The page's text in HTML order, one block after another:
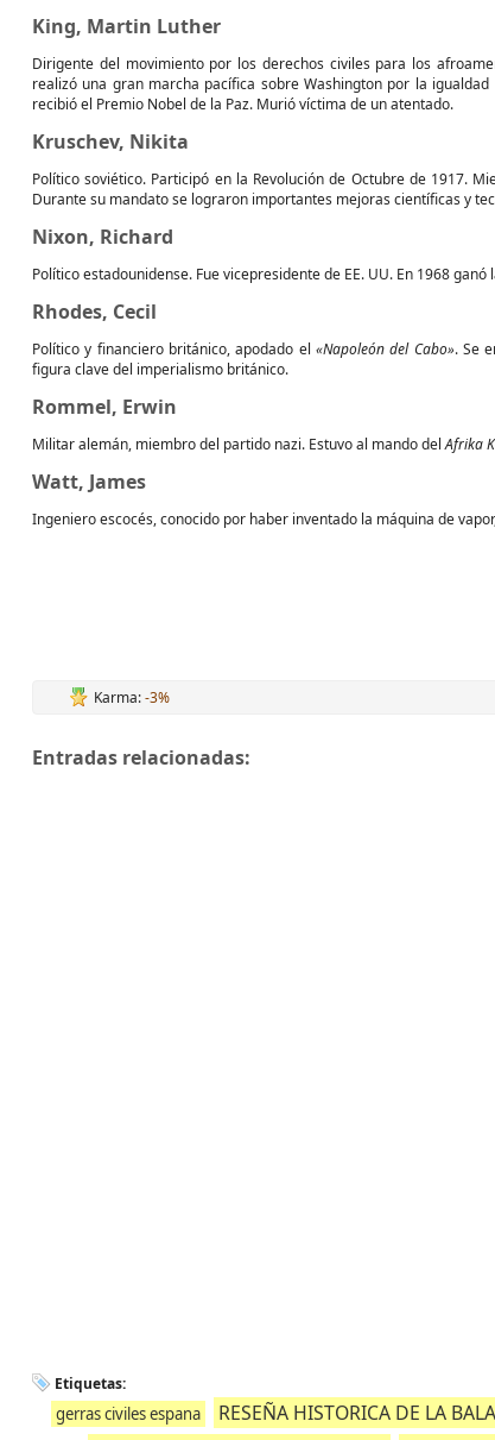
King, Martin Luther
Dirigente del movimiento por los derechos civiles para los
realizó una gran marcha pacífica sobre Washington por la
recibió el Premio Nobel de la Paz. Murió víctima de un atentado.
Kruschev, Nikita
Político soviético. Participó en la Revolución de Octubre de 1917.
Durante su mandato se lograron importantes mejoras científicas y
Nixon, Richard
Político estadounidense. Fue vicepresidente de EE. UU. En 1968
Rhodes, Cecil
Político y financiero británico, apodado el«Napoleón del Cabo». Se
figura clave del imperialismo británico.
Rommel, Erwin
Militar alemán, miembro del partido nazi. Estuvo al mando delAfrika
Watt, James
Ingeniero escocés, conocido por haber inventado la máquina de
Karma:-3%
Entradas relacionadas:
Etiquetas:
gerras civiles espana RESEÑA HISTORICA DE LA